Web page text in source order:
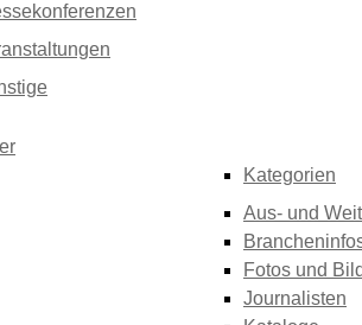
Kategorien
Aus- und
Fotos und
Journalisten